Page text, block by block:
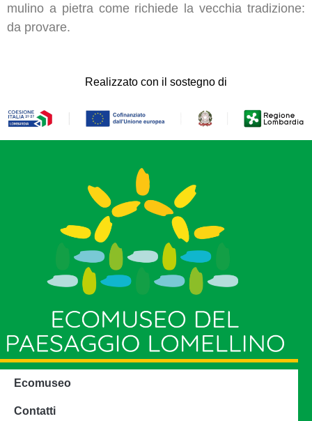
mulino a pietra come richiede la vecchia tradizione:
da provare.
Realizzato con il sostegno di
Ecomuseo
Contatti